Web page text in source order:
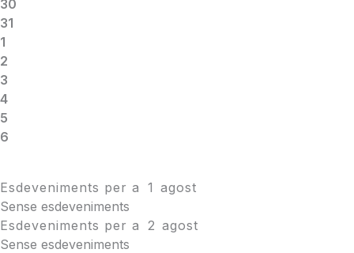
30
31
1
2
3
4
5
6
Esdeveniments per a 1 agost
Sense esdeveniments
Esdeveniments per a
2 agost
Sense esdeveniments